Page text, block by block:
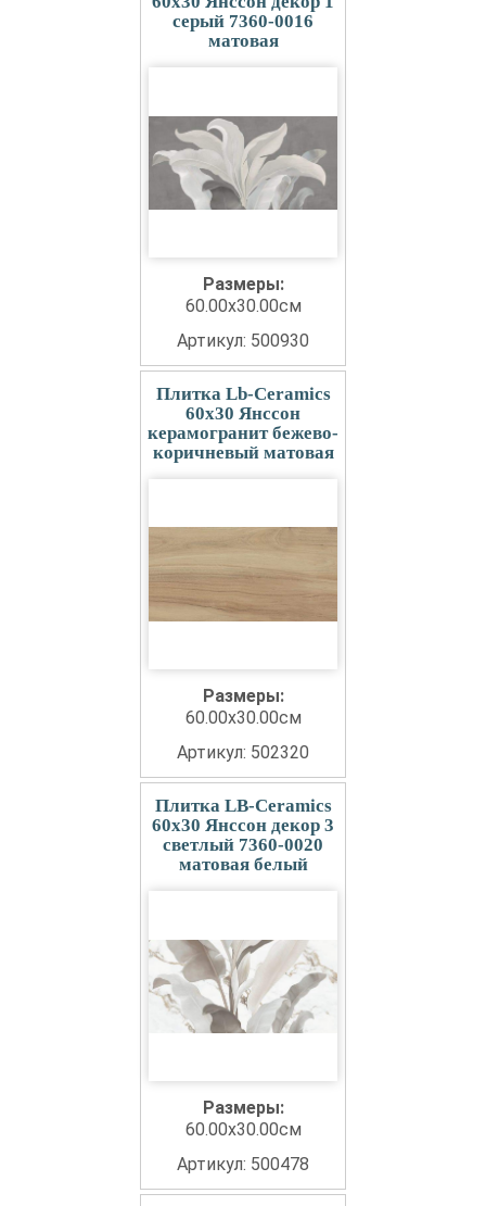
серый 7360-0016
матовая
Размеры:
60.00x30.00см
Артикул: 500930
Плитка Lb-Ceramics
60x30 Янссон
керамогранит бежево-
коричневый матовая
Размеры:
60.00x30.00см
Артикул: 502320
Плитка LB-Ceramics
60x30 Янссон декор 3
светлый 7360-0020
матовая белый
Размеры:
60.00x30.00см
Артикул: 500478